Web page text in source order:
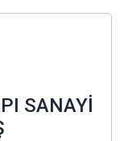
SANAYİ